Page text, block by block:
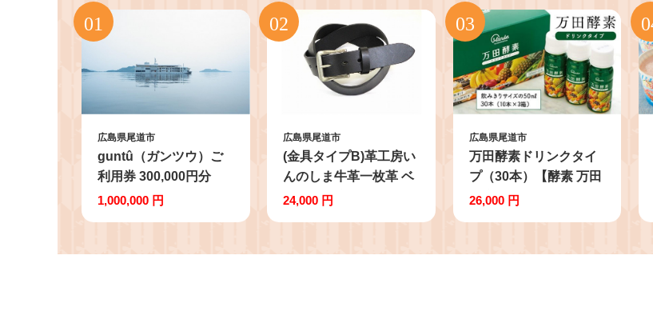
広島県尾道市
guntû（ガンツウ）ご
利用券 300,000円分
【クルーズ 周遊 豪華
内海 しまなみ ガンツー
1,000,000 円
広島県尾道市
(金具タイプB)革工房い
んのしま牛革一枚革 ベ
ルト(色:ブラック) L寸
ルト ビジネスベルト メ
24,000 円
広島県尾道市
万田酵素ドリンクタイ
プ（30本）【酵素 万田
酵素 万田発酵 発酵食品
こうそ おすすめ 人気
26,000 円